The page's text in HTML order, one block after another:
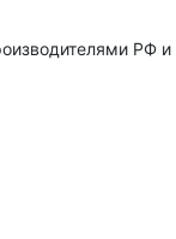
РФ